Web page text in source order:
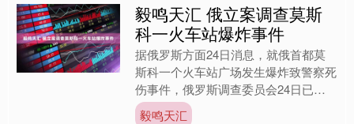
毅鸣天汇 俄立案调查莫斯
科一火车站爆炸事件
据俄罗斯方面24日消息，就俄首都莫
斯科一个火车站广场发生爆炸致警察死
伤事件，俄罗斯调查委员会24日已立
案调查。（央视新闻）....
毅鸣天汇